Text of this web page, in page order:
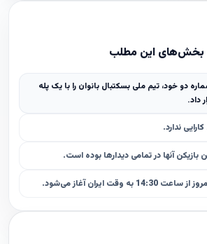
بخش‌های این مطلب
دو خود، تیم ملی بسکتبال بانوان را با یک پله
داد.
ندارد.
بازیکن آنها در تمامی دیدارها بوده است.
وقت ایران آغاز می‌شود.